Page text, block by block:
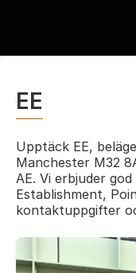
EE
Upptäck EE,
Manchester M32
AE. Vi erbjuder
Establishment,
kontaktuppgifter